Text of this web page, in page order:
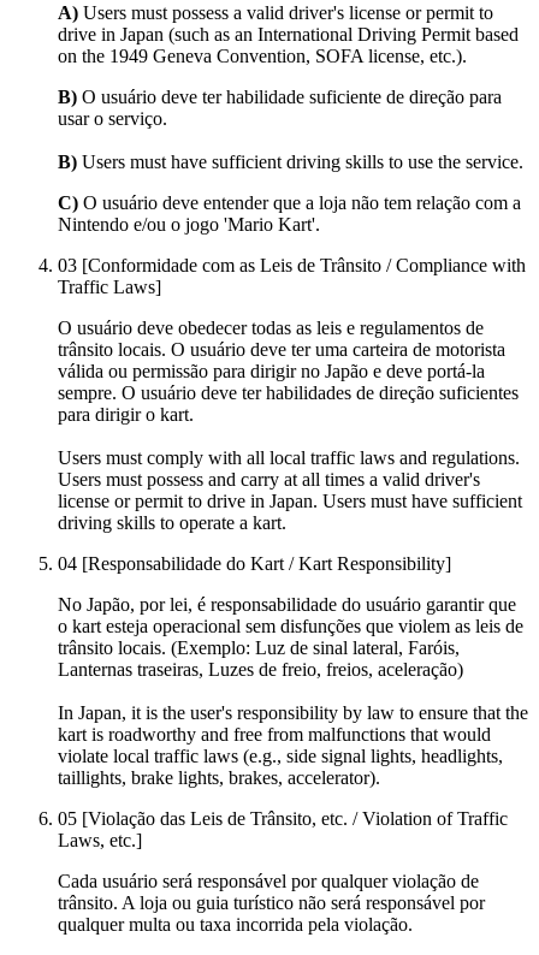
A) Users must possess a valid driver's license or permit to
drive in Japan (such as an International Driving Permit based
on the 1949 Geneva Convention, SOFA license, etc.).
B) O usuário deve ter habilidade suficiente de direção para
usar o serviço.
B) Users must have sufficient driving skills to use the service.
C) O usuário deve entender que a loja não tem relação com a
Nintendo e/ou o jogo 'Mario Kart'.
03 [Conformidade com as Leis de Trânsito / Compliance with
Traffic Laws]
O usuário deve obedecer todas as leis e regulamentos de
trânsito locais. O usuário deve ter uma carteira de motorista
válida ou permissão para dirigir no Japão e deve portá-la
sempre. O usuário deve ter habilidades de direção suficientes
para dirigir o kart.
Users must comply with all local traffic laws and regulations.
Users must possess and carry at all times a valid driver's
license or permit to drive in Japan. Users must have sufficient
driving skills to operate a kart.
04 [Responsabilidade do Kart / Kart Responsibility]
No Japão, por lei, é responsabilidade do usuário garantir que
o kart esteja operacional sem disfunções que violem as leis de
trânsito locais. (Exemplo: Luz de sinal lateral, Faróis,
Lanternas traseiras, Luzes de freio, freios, aceleração)
In Japan, it is the user's responsibility by law to ensure that the
kart is roadworthy and free from malfunctions that would
violate local traffic laws (e.g., side signal lights, headlights,
taillights, brake lights, brakes, accelerator).
05 [Violação das Leis de Trânsito, etc. / Violation of Traffic
Laws, etc.]
Cada usuário será responsável por qualquer violação de
trânsito. A loja ou guia turístico não será responsável por
qualquer multa ou taxa incorrida pela violação.